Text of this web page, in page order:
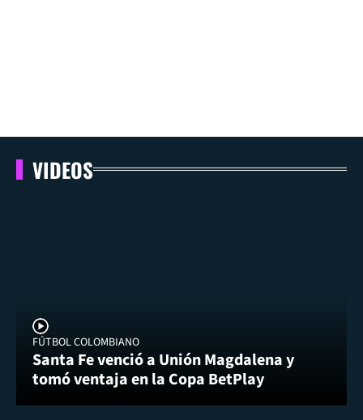
VIDEOS
FÚTBOL COLOMBIANO
Santa Fe venció a Unión Magdalena y
tomó ventaja en la Copa BetPlay